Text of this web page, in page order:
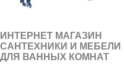
ИНТЕРНЕТ МАГАЗИН
САНТЕХНИКИ И МЕБЕЛИ
ДЛЯ ВАННЫХ КОМНАТ